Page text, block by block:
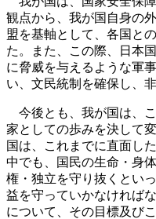
観点から、我が国自身の
盟を基軸として、各国と
た。また、この際、日本
に脅威を与えるような軍
い、文民統制を確保し、
今後とも、我が国は、
家としての歩みを決して
国は、これまでに直面し
中でも、国民の生命・身
権・独立を守り抜くとい
益を守っていかなければ
について、その目標及び